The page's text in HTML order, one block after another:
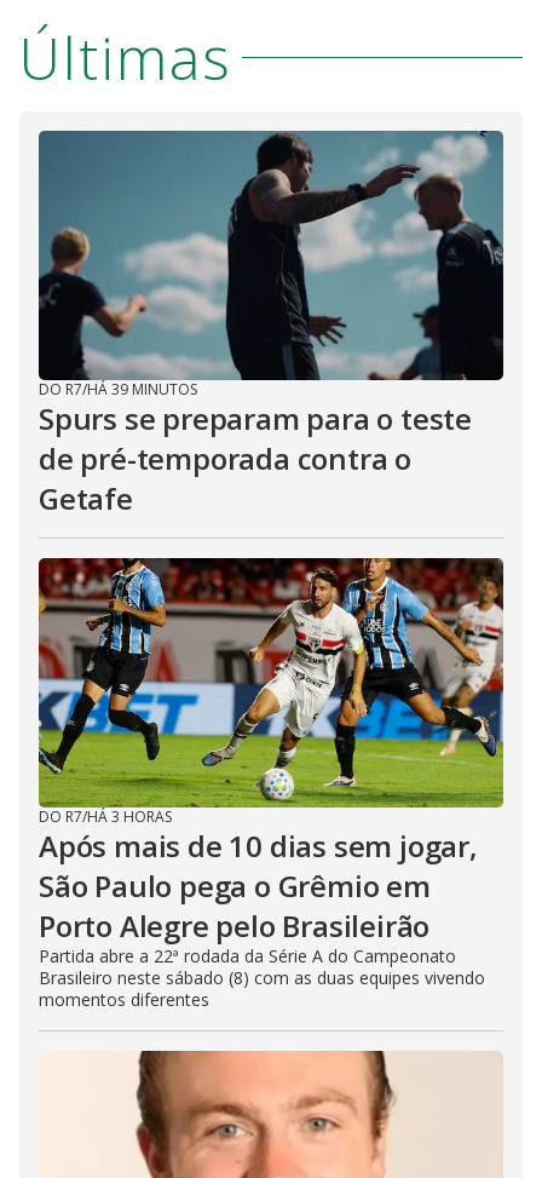
Últimas
DO R7/HÁ 39 MINUTOS
Spurs se preparam para o teste
de pré-temporada contra o
Getafe
DO R7/HÁ 3 HORAS
Após mais de 10 dias sem jogar,
São Paulo pega o Grêmio em
Porto Alegre pelo Brasileirão
Partida abre a 22ª rodada da Série A do Campeonato
Brasileiro neste sábado (8) com as duas equipes vivendo
momentos diferentes